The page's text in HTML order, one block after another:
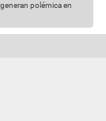
polémica en